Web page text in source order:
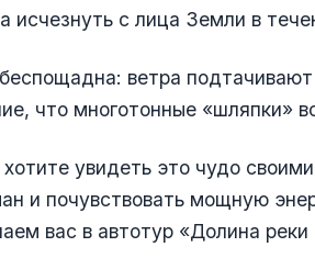
исчезнуть с лица Земли в
ветра
что многотонные «шляпки»
хотите увидеть это чудо
и почувствовать мощную
вас в автотур «Долина